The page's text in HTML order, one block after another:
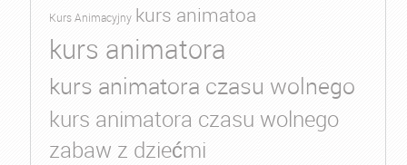
Kurs Animacyjny kurs animatoa
kurs animatora
kurs animatora czasu wolnego
kurs animatora czasu wolnego
zabaw z dziećmi